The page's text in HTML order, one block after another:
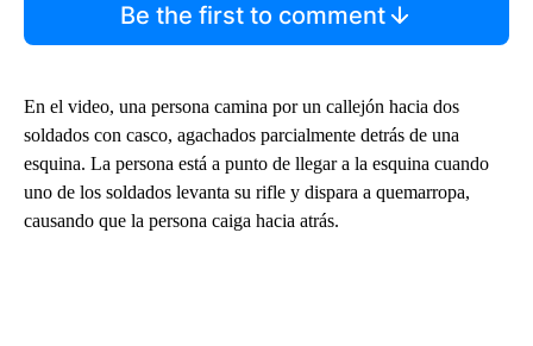
Be the first to comment
En el video, una persona camina por un callejón hacia dos
soldados con casco, agachados parcialmente detrás de una
esquina. La persona está a punto de llegar a la esquina cuando
uno de los soldados levanta su rifle y dispara a quemarropa,
causando que la persona caiga hacia atrás.